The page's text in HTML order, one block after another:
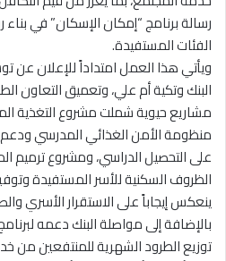
رسالة برنامج “إمكان الإسكان” في
الفئات المستفيدة.
ويأتي هذا العمل امتداداً للإعلان عن
البنك وتكية أم علي، وتعميق التعاون
مشاريع حيوية شملت مشروع التغذية
منظومة الأمن الغذائي المدرسي
على التحصيل الدراسي، ومشروع ترميم
الظروف السكنية للأسر المستفيدة
ينعكس إيجاباً على الاستقرار الأسري
بالإضافة إلى مواصلة البنك دعمه
توزيع الطرود الشهرية للمنتفعين من